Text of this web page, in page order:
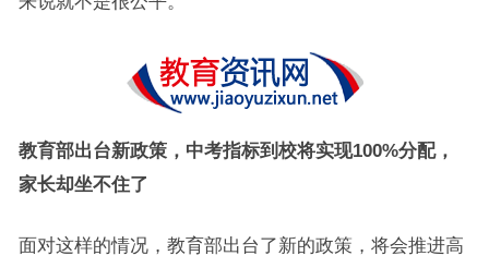
教育部出台新政策，中考指标到校将实现100%分配，
家长却坐不住了
面对这样的情况，教育部出台了新的政策，将会推进高